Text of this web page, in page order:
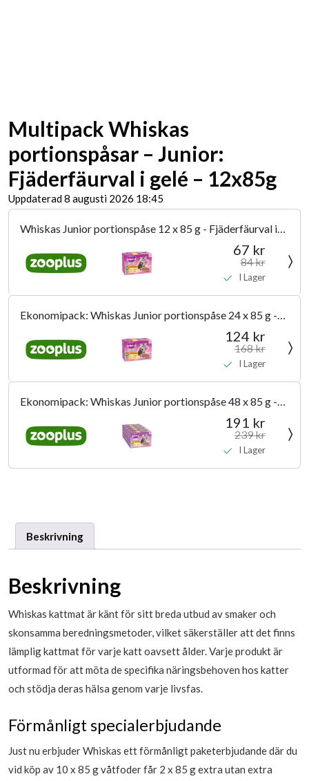
Multipack Whiskas
portionspåsar – Junior:
Fjäderfäurval i gelé – 12x85g
Uppdaterad 8 augusti 2026 18:45
Whiskas Junior portionspåse 12 x 85 g - Fjäderfäurval i
67 kr
84 kr
I Lager
Ekonomipack: Whiskas Junior portionspåse 24 x 85 g -
124 kr
168 kr
I Lager
Ekonomipack: Whiskas Junior portionspåse 48 x 85 g -
191 kr
239 kr
I Lager
Beskrivning
Beskrivning
Whiskas kattmat är känt för sitt breda utbud av smaker och
skonsamma beredningsmetoder, vilket säkerställer att det finns
lämplig kattmat för varje katt oavsett ålder. Varje produkt är
utformad för att möta de specifika näringsbehoven hos katter
och stödja deras hälsa genom varje livsfas.
Förmånligt specialerbjudande
Just nu erbjuder Whiskas ett förmånligt paketerbjudande där du
vid köp av 10 x 85 g våtfoder får 2 x 85 g extra utan extra